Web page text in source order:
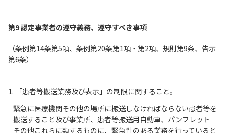
第9 認定事業者の遵守義務、遵守すべき事項
（条例第14条第5項、条例第20条第1項・第2項、規則第9条、告示
第6条）
1. 「患者等搬送業務及び表示」の制限に関すること。
緊急に医療機関その他の場所に搬送しなければならない患者等を
搬送すること及び事業所、患者等搬送用自動車、パンフレット
その他これらに類するものに、緊急性のある業務を行っていると